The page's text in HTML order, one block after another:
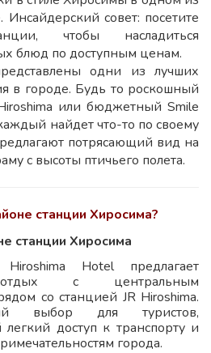
совет: посетите
чтобы насладиться
блюд по доступным ценам.
одни из лучших
в городе. Будь то роскошный
или бюджетный Smile
найдет что-то по своему
потрясающий вид на
с высоты птичьего полета.
станции Хиросима?
станции Хиросима
Hotel предлагает
с центральным
со станцией JR Hiroshima.
выбор для туристов,
доступ к транспорту и
города.